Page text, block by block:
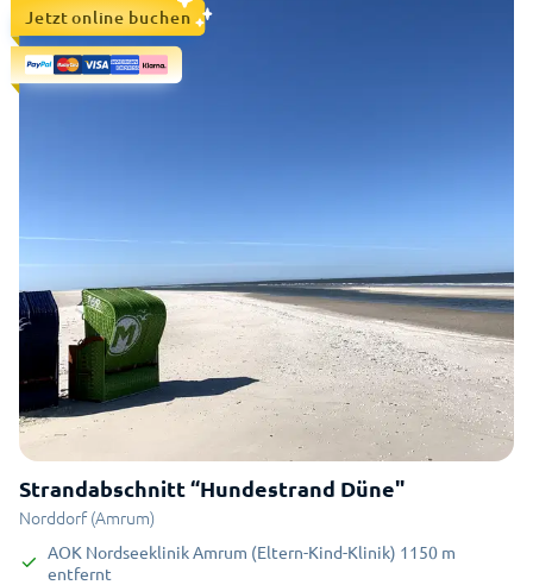
Strandabschnitt “Hundestrand Düne"
Norddorf (Amrum)
Jetzt online buchen
AOK Nordseeklinik Amrum (Eltern-Kind-Klinik) 1150 m
entfernt